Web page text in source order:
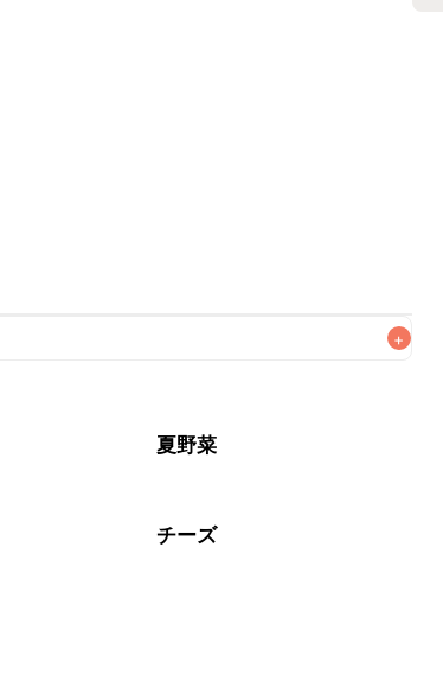
+
にお召し上がりください。
夏野菜
チーズ